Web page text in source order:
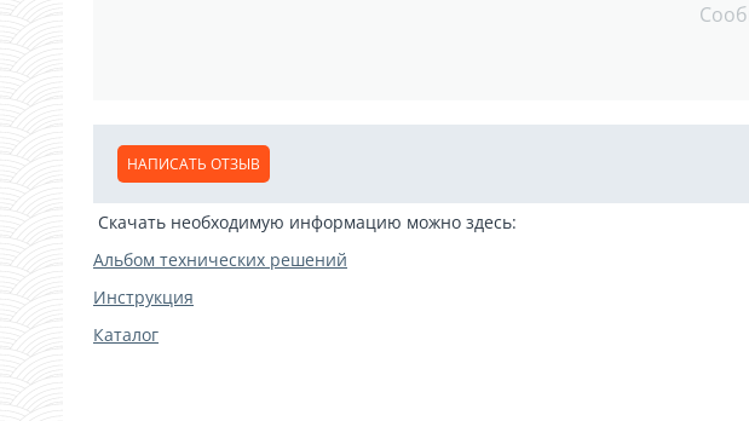
НАПИСАТЬ ОТЗЫВ
Скачать необходимую информацию можно здесь:
Альбом технических решений
Инструкция
Каталог